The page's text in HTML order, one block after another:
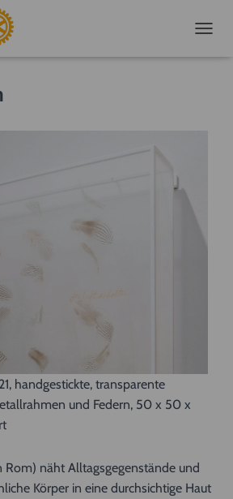
handgestickte, transparente
und Federn, 50 x 50 x
Rom) näht Alltagsgegenstände und
Körper in eine durchsichtige Haut